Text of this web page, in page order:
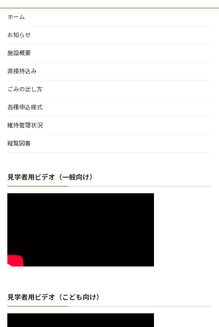
ホーム
お知らせ
施設概要
直接持込み
ごみの出し方
各種申込様式
維持管理状況
縦覧図書
見学者用ビデオ（一般向け）
見学者用ビデオ（こども向け）